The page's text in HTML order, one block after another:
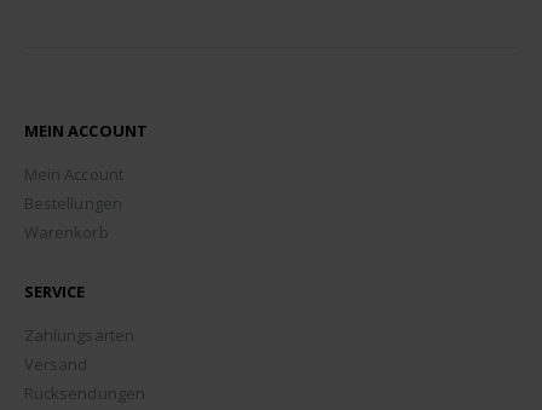
MEIN ACCOUNT
Mein Account
Bestellungen
Warenkorb
SERVICE
Zahlungsarten
Versand
Rücksendungen